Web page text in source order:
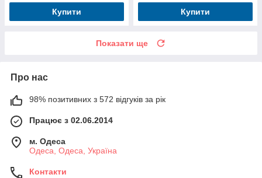
Купити Купити
Показати ще
Про нас
98% позитивних з 572 відгуків за рік
Працює з 02.06.2014
м. Одеса
Одеса, Одеса, Україна
Контакти